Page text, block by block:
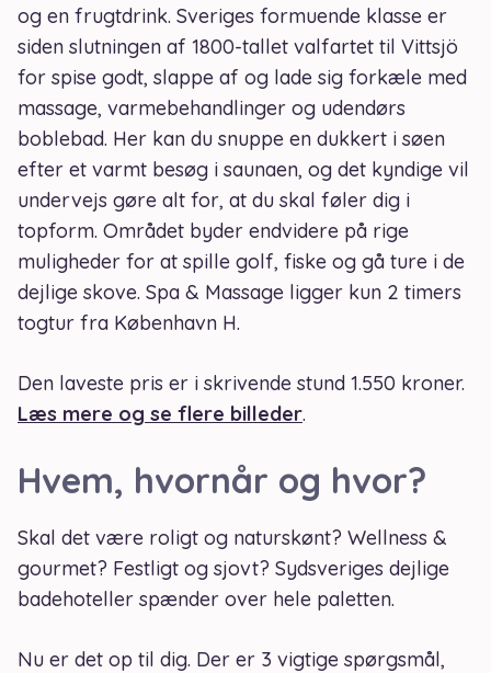
og en frugtdrink. Sveriges formuende klasse er
siden slutningen af 1800-tallet valfartet til Vittsjö
for spise godt, slappe af og lade sig forkæle med
massage, varmebehandlinger og udendørs
boblebad. Her kan du snuppe en dukkert i søen
efter et varmt besøg i saunaen, og det kyndige vil
undervejs gøre alt for, at du skal føler dig i
topform. Området byder endvidere på rige
muligheder for at spille golf, fiske og gå ture i de
dejlige skove. Spa & Massage ligger kun 2 timers
togtur fra København H.
Den laveste pris er i skrivende stund 1.550 kroner.
Læs mere og se flere billeder.
Hvem, hvornår og hvor?
Skal det være roligt og naturskønt? Wellness &
gourmet? Festligt og sjovt? Sydsveriges dejlige
badehoteller spænder over hele paletten.
Nu er det op til dig. Der er 3 vigtige spørgsmål,